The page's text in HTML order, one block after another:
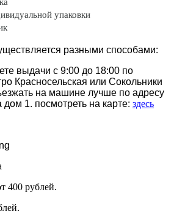
упаковки
разными способами:
выдачи с 9:00 до 18:00 по
Красносельская или Сокольники
на машине лучше по адресу
1. посмотреть на карте: здесь
400 рублей.